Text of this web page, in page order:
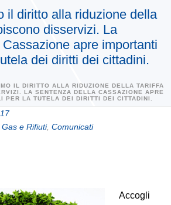
il diritto alla riduzione della
disservizi. La
apre importanti
dei diritti dei cittadini.
IL DIRITTO ALLA RIDUZIONE DELLA TARIFFA
LA SENTENZA DELLA CASSAZIONE APRE
PER LA TUTELA DEI DIRITTI DEI CITTADINI.
e Rifiuti, Comunicati
Accogli